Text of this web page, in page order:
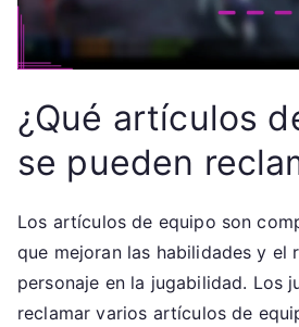
¿Qué artículos
se pueden
Los artículos de equipo son
que mejoran las habilidades y el
personaje en la jugabilidad. Los
reclamar varios artículos de